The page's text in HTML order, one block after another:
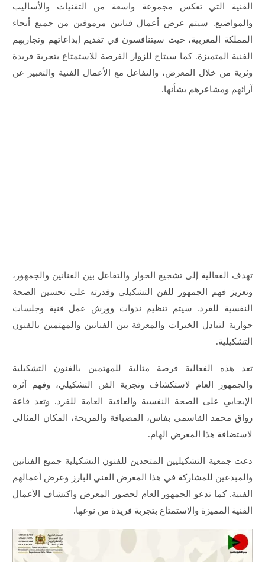
الفنية التي تعكس مجموعة واسعة من التقنيات والأساليب
والمواضيع. سيتم عرض أعمال فنانين مرموقين من جميع أنحاء
المملكة المغربية، حيث سيتنافسون في تقديم إبداعاتهم وتجاربهم
الفنية المتميزة. كما سيتاح للزوار الفرصة للاستمتاع بتجربة فريدة
وثرية من خلال المعرض، والتفاعل مع الأعمال الفنية والتعبير عن
آرائهم ومشاعرهم بشأنها.
تهدف الفعالية إلى تشجيع الحوار والتفاعل بين الفنانين والجمهور،
وتعزيز فهم الجمهور للفن التشكيلي وقدرته على تحسين الصحة
النفسية للفرد. سيتم تنظيم ندوات وورش عمل فنية وجلسات
حوارية لتبادل الخبرات والمعرفة بين الفنانين والمهتمين بالفنون
التشكيلية.
تعد هذه الفعالية فرصة مثالية للمهتمين بالفنون التشكيلية
والجمهور العام لاستكشاف وتجربة الفن التشكيلي، وفهم أثره
الإيجابي على الصحة النفسية والعافية العامة للفرد. وتعد قاعة
رواق محمد القاسمي بفاس، المضيافة والمريحة، المكان المثالي
لاستضافة هذا المعرض الهام.
دعت جمعية التشكيليين المتحدين للفنون التشكيلية جميع الفنانين
والمبدعين للمشاركة في هذا المعرض الفني البارز وعرض أعمالهم
الفنية. كما تدعو الجمهور العام لحضور المعرض واكتشاف الأعمال
الفنية المميزة والاستمتاع بتجربة فريدة من نوعها.